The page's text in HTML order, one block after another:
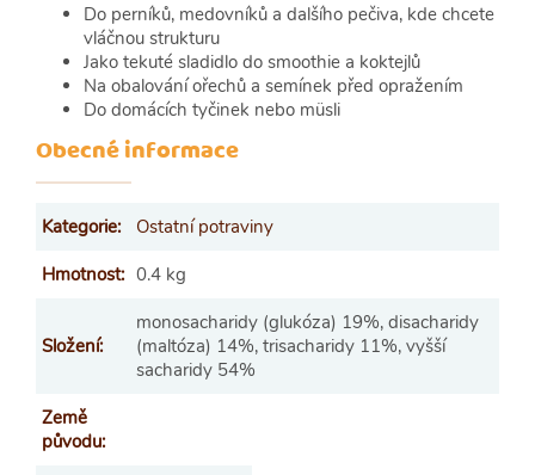
Do perníků, medovníků a dalšího pečiva, kde chcete
vláčnou strukturu
Jako tekuté sladidlo do smoothie a koktejlů
Na obalování ořechů a semínek před opražením
Do domácích tyčinek nebo müsli
Obecné informace
Kategorie:
Ostatní potraviny
Hmotnost: 0.4 kg
Složení:
monosacharidy (glukóza) 19%, disacharidy
(maltóza) 14%, trisacharidy 11%, vyšší
sacharidy 54%
Země
původu: